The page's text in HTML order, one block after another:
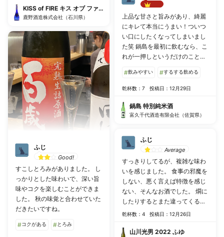
KISS of FIRE キス オブ ファイア
鹿野酒造株式会社（石川県）
ふじ
Good!
すこしとろみがありました。 し
っかりとした味わいで、深い旨
味やコクを楽しむことができま
した。 秋の味覚と合わせていた
だきたいですね。
#コクがある #とろみ
Best!!
上品な甘さと旨みがあり、綺麗
にキレて本当にうまい！ついつ
い口にしたくなってしまいまし
た笑 鍋島を最初に飲むなら、こ
れが一押しというだけのことは
#飲みやすい #するする飲める
乾杯数：7 投稿日：12月29日
鍋島 特別純米酒
富久千代酒造有限会社（佐賀県）
ふじ
Average
すっきりしてるが、複雑な味わ
いを感じました。 食事の邪魔を
しない、悪く言えば特徴を感じ
ない、そんなお酒でした。 燗に
したりするとまた違ってくるの
かもしれません。
乾杯数：4 投稿日：12月26日
山川光男 2022 ふゆ